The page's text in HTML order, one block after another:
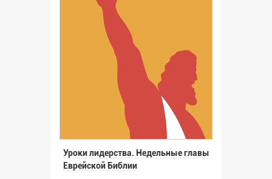
Уроки лидерства. Недельные главы
Еврейской Библии